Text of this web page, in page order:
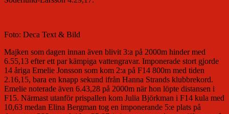
Foto: Deca Text & Bild
Majken som dagen innan även blivit 3:a på 2000m hinder med
6.55,13 efter ett par kämpiga vattengravar. Imponerade stort gjorde
14 åriga Emelie Jonsson som kom 2:a på F14 800m med tiden
2.16,15, bara en knapp sekund ifrån Hanna Strands klubbrekord.
Emelie noterade även 6.43,28 på 2000m när hon löpte distansen i
F15. Närmast utanför prispallen kom Julia Björkman i F14 kula med
10,63 medan Elina Bergman tog en imponerande 5:e plats på